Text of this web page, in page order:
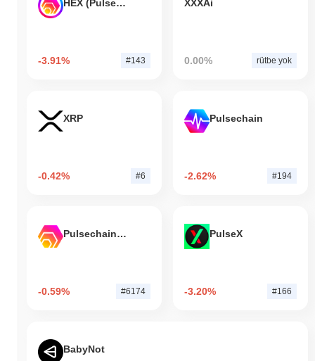
HEX (Pulsechain)
-3.91% #143
XXXAi
0.00% rütbe yok
XRP
-0.42% #6
Pulsechain
-2.62% #194
Pulsechain Bridged HEX (Pulsechain)
-0.59% #6174
PulseX
-3.20% #166
BabyNot